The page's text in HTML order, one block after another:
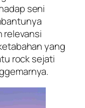
seni
relevansi
yang
rock sejati